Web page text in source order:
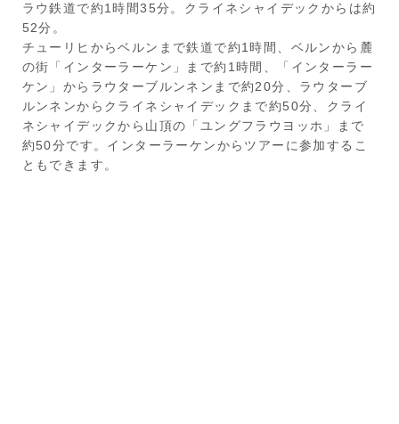
ラウ鉄道で約1時間35分。クライネシャイデックからは約
52分。
チューリヒからベルンまで鉄道で約1時間、ベルンから麓
の街「インターラーケン」まで約1時間、「インターラー
ケン」からラウターブルンネンまで約20分、ラウターブ
ルンネンからクライネシャイデックまで約50分、クライ
ネシャイデックから山頂の「ユングフラウヨッホ」まで
約50分です。インターラーケンからツアーに参加するこ
ともできます。